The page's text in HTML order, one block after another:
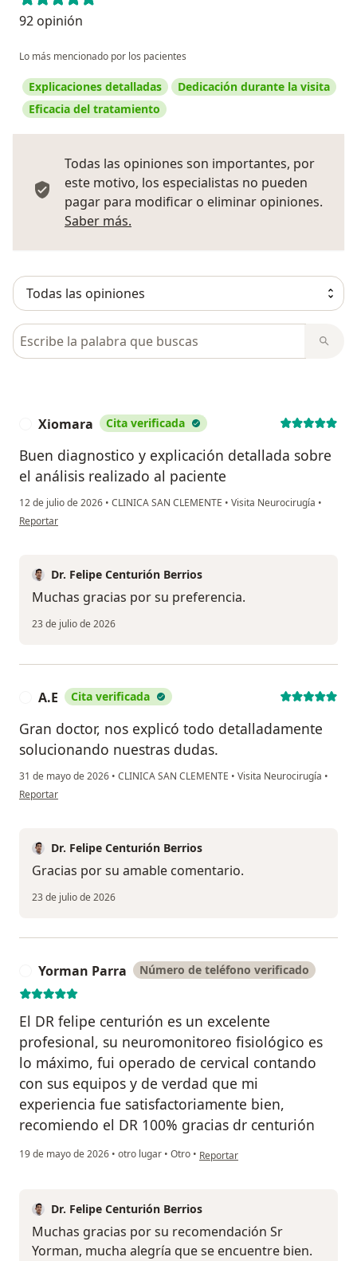
92 opinión
Lo más mencionado por los pacientes
Explicaciones detalladas
Dedicación durante la visita
Eficacia del tratamiento
Todas las opiniones son importantes, por
este motivo, los especialistas no pueden
pagar para modificar o eliminar opiniones.
Saber más.
Busca en opiniones
Xiomara Cita verificada
Buen diagnostico y explicación detallada sobre
el análisis realizado al paciente
12 de julio de 2026 • CLINICA SAN CLEMENTE • Visita Neurocirugía •
en opinión del usuario Xiomara
Reportar
Dr. Felipe Centurión Berrios
Muchas gracias por su preferencia.
23 de julio de 2026
A.E Cita verificada
Gran doctor, nos explicó todo detalladamente
solucionando nuestras dudas.
31 de mayo de 2026 • CLINICA SAN CLEMENTE • Visita Neurocirugía •
en opinión del usuario A.E
Reportar
Dr. Felipe Centurión Berrios
Gracias por su amable comentario.
23 de julio de 2026
Yorman Parra Número de teléfono verificado
El DR felipe centurión es un excelente
profesional, su neuromonitoreo fisiológico es
lo máximo, fui operado de cervical contando
con sus equipos y de verdad que mi
experiencia fue satisfactoriamente bien,
recomiendo el DR 100% gracias dr centurión
19 de mayo de 2026 • otro lugar • Otro • en opinión del usuario Yorman
Reportar
Dr. Felipe Centurión Berrios
Muchas gracias por su recomendación Sr
Yorman, mucha alegría que se encuentre bien.